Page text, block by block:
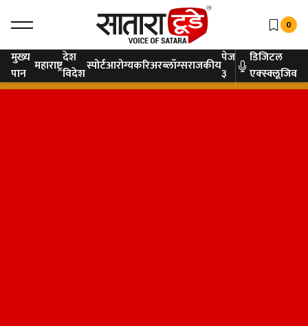
0
मुख्य
पान महाराष्ट्रदेश
विदेशस्पोर्टआरोग्यकरिअरब्लॉग्सराजकीयपेज
३
डिजिटल
एक्स्क्लूजिव